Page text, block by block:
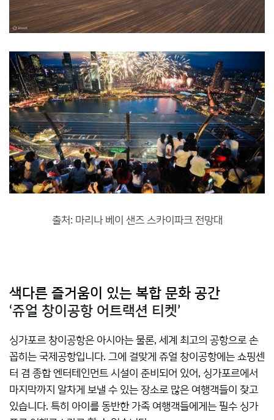
출처: 마리나 베이 샌즈 스카이파크 전망대
색다른 즐거움이 있는 복합 문화 공간
‘쥬얼 창이공항 어트랙션 티켓’
싱가포르 창이공항은 아시아는 물론, 세계 최고의 공항으로 손
꼽히는 국제공항입니다. 그에 걸맞게 쥬얼 창이공항에는 쇼핑센
터 겸 종합 엔터테인먼트 시설이 준비되어 있어, 싱가포르에서
마지막까지 알차게 보낼 수 있는 장소로 많은 여행객들이 찾고
있습니다. 특히 아이를 동반한 가족 여행객들에게는 필수 싱가